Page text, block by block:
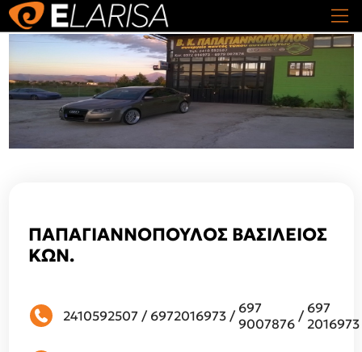
ΠΑΠΑΓΙΑΝΝΟΠΟΥΛΟΣ ΒΑΣΙΛΕΙΟΣ
ΚΩΝ.
2410592507/ 6972016973/ 697
9007876 / 697
2016973